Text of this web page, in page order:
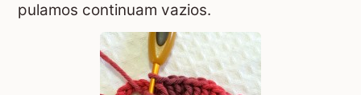
pulamos continuam vazios.